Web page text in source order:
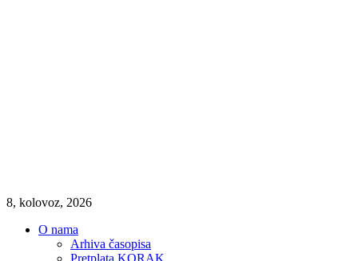
8, kolovoz, 2026
O nama
Arhiva časopisa
Pretplata KORAK